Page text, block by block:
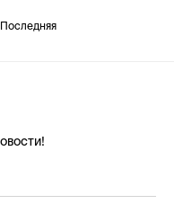
Последняя